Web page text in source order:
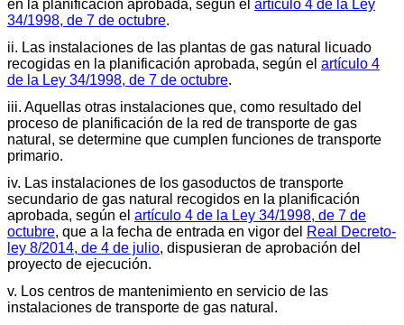
en la planificación aprobada, según el artículo 4 de la Ley
34/1998, de 7 de octubre.
ii. Las instalaciones de las plantas de gas natural licuado
recogidas en la planificación aprobada, según el artículo 4
de la Ley 34/1998, de 7 de octubre.
iii. Aquellas otras instalaciones que, como resultado del
proceso de planificación de la red de transporte de gas
natural, se determine que cumplen funciones de transporte
primario.
iv. Las instalaciones de los gasoductos de transporte
secundario de gas natural recogidos en la planificación
aprobada, según el artículo 4 de la Ley 34/1998, de 7 de
octubre, que a la fecha de entrada en vigor del Real Decreto-
ley 8/2014, de 4 de julio, dispusieran de aprobación del
proyecto de ejecución.
v. Los centros de mantenimiento en servicio de las
instalaciones de transporte de gas natural.